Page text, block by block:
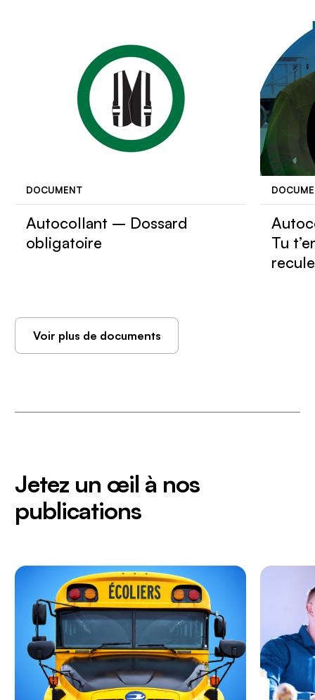
DOCUMENT
Autocollant – Dossard
obligatoire
Tu
Voir plus de documents
Jetez un œil à nos
publications